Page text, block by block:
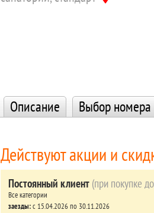
Описание Выбор
Действуют акции и
Постоянный клиент(при покупке
Все категории
заезды:c 15.04.2026 по 30.11.2026